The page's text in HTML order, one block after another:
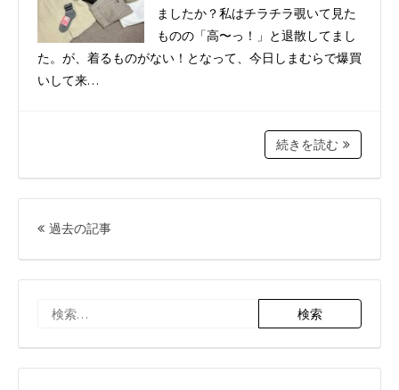
ましたか？私はチラチラ覗いて見た
ものの「高〜っ！」と退散してまし
た。が、着るものがない！となって、今日しまむらで爆買
いして来…
続きを読む
投
ビ
ゲ
ン
過去の記事
索: